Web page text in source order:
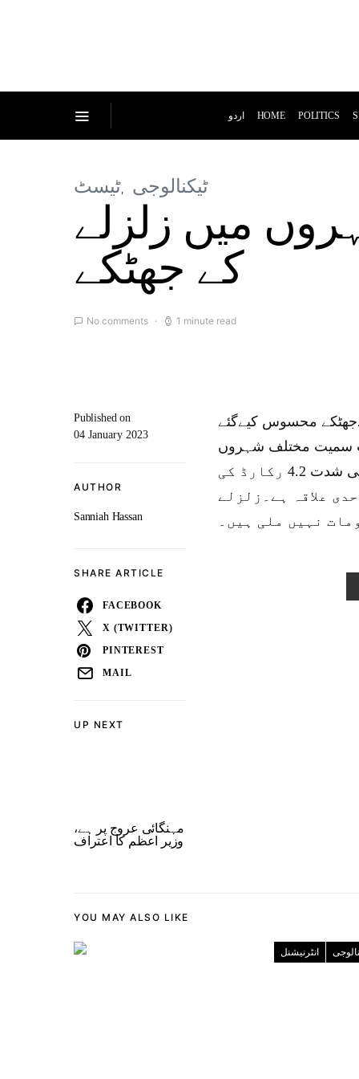
اردو HOME POLITICS
ٹیسٹ ٹیکنالوجی
میں زلزلے
کے جھٹکے
No comments 1 minute read
UP NEXT
مہنگائی عروج پر ہے،
وزیر اعظم کا اعتراف
Published on
04 January 2023
AUTHOR
Sanniah Hassan
SHARE ARTICLE
FACEBOOK
X (TWITTER)
PINTEREST
MAIL
محسوس کیےگئے
سمیت مختلف شہروں
میں زلزلے کے ہلکے جھٹکے محسوس کیے گئے ہیں۔زلزلے کی شدت 4.2 رکارڈ کی
علاقہ ہے۔زلزلے
نہیں ملی ہیں۔
YOU MAY ALSO LIKE
انٹرنیشنل